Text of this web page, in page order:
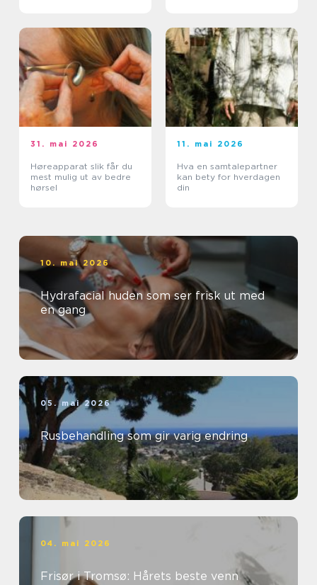
31. mai 2026
Høreapparat slik får du
mest mulig ut av bedre
hørsel
11. mai 2026
Hva en samtalepartner
kan bety for hverdagen
din
10. mai 2026
Hydrafacial huden som ser frisk ut med
en gang
05. mai 2026
Rusbehandling som gir varig endring
04. mai 2026
Frisør i Tromsø: Hårets beste venn